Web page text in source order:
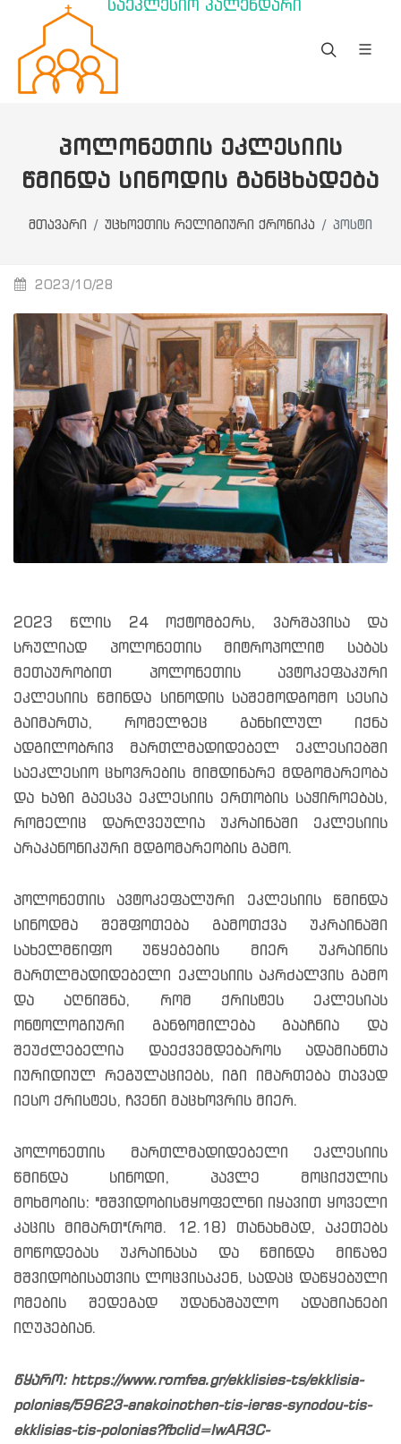
საეკლესიო კალენდარი
ᲞᲝᲚᲝᲜᲔᲗᲘᲡ ᲔᲙᲚᲔᲡᲘᲘᲡ
ᲬᲛᲘᲜᲓᲐ ᲡᲘᲜᲝᲓᲘᲡ ᲒᲐᲜᲪᲮᲐᲓᲔᲑᲐ
მთავარი უცხოეთის რელიგიური ქრონიკა პოსტი
2023/10/28
2023 წლის 24 ოქტომბერს, ვარშავისა და
სრულიად პოლონეთის მიტროპოლიტ საბას
მეთაურობით პოლონეთის ავტოკეფაკური
ეკლესიის წმინდა სინოდის საშემოდგომო სესია
გაიმართა, რომელზეც განხილულ იქნა
ადგილობრივ მართლმადიდებელ ეკლესიებში
საეკლესიო ცხოვრების მიმდინარე მდგომარეობა
და ხაზი გაესვა ეკლესიის ერთობის საჭიროებას,
რომელიც დარღვეულია უკრაინაში ეკლესიის
არაკანონიკური მდგომარეობის გამო.
პოლონეთის ავტოკეფალური ეკლესიის წმინდა
სინოდმა შეშფოთება გამოთქვა უკრაინაში
სახელმწიფო უწყებების მიერ უკრაინის
მართლმადიდებელი ეკლესიის აკრძალვის გამო
და აღნიშნა, რომ ქრისტეს ეკლესიას
ონტოლოგიური განზომილება გააჩნია და
შეუძლებელია დაექვემდებაროს ადამიანთა
იურიდიულ რეგულაციებს, იგი იმართება თავად
იესო ქრისტეს, ჩვენი მაცხოვრის მიერ.
პოლონეთის მართლმადიდებელი ეკლესიის
წმინდა სინოდი, პავლე მოციქულის
მოხმობის: "მშვიდობისმყოფელნი იყავით ყოველი
კაცის მიმართ"(რომ. 12.18) თანახმად, აკეთებს
მოწოდებას უკრაინასა და წმინდა მიწაზე
მშვიდობისათვის ლოცვისაკენ, სადაც დაწყებული
ომების შედეგად უდანაშაულო ადამიანები
იღუპებიან.
წყარო: https://www.romfea.gr/ekklisies-ts/ekklisia-
polonias/59623-anakoinothen-tis-ieras-synodou-tis-
ekklisias-tis-polonias?fbclid=IwAR3C-